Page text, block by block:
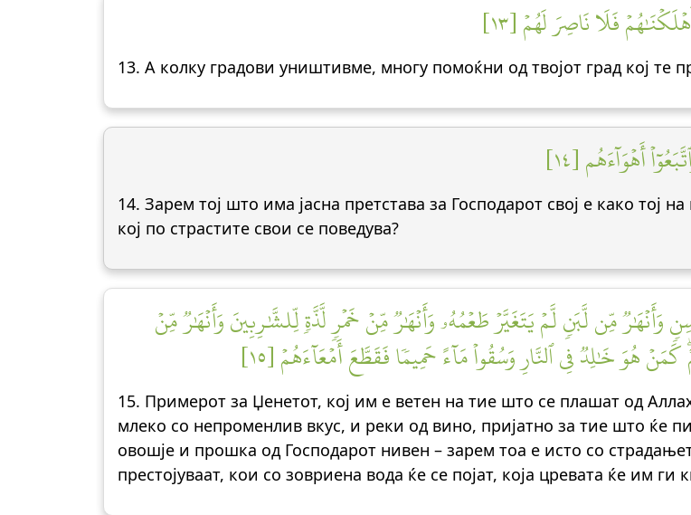
فَلَا نَاصِرَ لَهُمۡ [١٣]
13. А колку градови уништивме, многу помоќни од твојот град кој те
أَهۡوَآءَهُم [١٤]
14. Зарем тој што има јасна претстава за Господарот свој е како тој
кој по страстите свои се поведува?
وَأَنۡهَٰرٞ مِّن لَّبَنٖ لَّمۡ يَتَغَيَّرۡ طَعۡمُهُۥ وَأَنۡهَٰرٞ مِّنۡ خَمۡرٖ لَّذَّةٖ لِّلشَّٰرِبِينَ وَأَنۡهَٰرٞ مِّنۡ
خَٰلِدٞ فِي ٱلنَّارِ وَسُقُواْ مَآءً حَمِيمٗا فَقَطَّعَ أَمۡعَآءَهُمۡ [١٥]
15. Примерот за Џенетот, кој им е ветен на тие што се плашат од
млеко со непроменлив вкус, и реки од вино, пријатно за тие што ќе
овошје и прошка од Господарот нивен – зарем тоа е исто со
престојуваат, кои со зовриена вода ќе се појат, која цревата ќе им ги